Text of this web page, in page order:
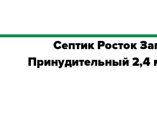
Септик Росток
Принудительный 2,4